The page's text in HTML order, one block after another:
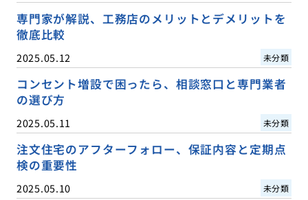
専門家が解説、工務店のメリットとデメリットを
徹底比較
2025.05.12 未分類
コンセント増設で困ったら、相談窓口と専門業者
の選び方
2025.05.11 未分類
注文住宅のアフターフォロー、保証内容と定期点
検の重要性
2025.05.10 未分類